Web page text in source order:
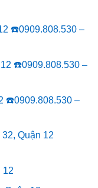
☎️0909.808.530 –
☎️0909.808.530 –
☎️0909.808.530 –
Quận 12
12